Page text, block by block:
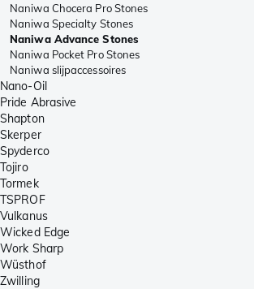
Naniwa Chocera Pro Stones
Naniwa Specialty Stones
Naniwa Advance Stones
Naniwa Pocket Pro Stones
Naniwa slijpaccessoires
Nano-Oil
Pride Abrasive
Shapton
Skerper
Spyderco
Tojiro
Tormek
TSPROF
Vulkanus
Wicked Edge
Work Sharp
Wüsthof
Zwilling